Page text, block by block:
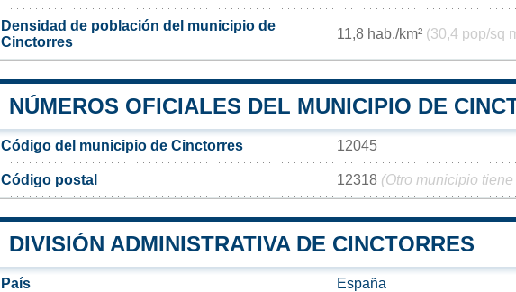
Densidad de población del municipio de
Cinctorres
11,8 hab./km² (30,4 pop/sq
NÚMEROS OFICIALES DEL MUNICIPIO DE
Código del municipio de Cinctorres 12045
Código postal 12318 (Otro municipio
DIVISIÓN ADMINISTRATIVA DE CINCTORRES
País España